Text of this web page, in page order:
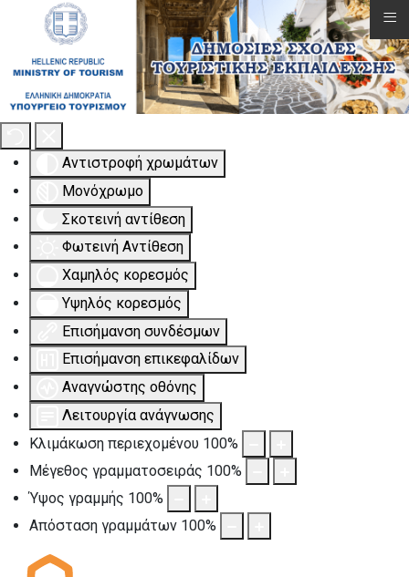
Εργαλειοθήκη Προσβασιμότητας
Αντιστροφή χρωμάτων
Μονόχρωμο
Σκοτεινή αντίθεση
Φωτεινή Αντίθεση
Χαμηλός κορεσμός
Υψηλός κορεσμός
Επισήμανση συνδέσμων
Επισήμανση επικεφαλίδων
Αναγνώστης οθόνης
Λειτουργία ανάγνωσης
Κλιμάκωση περιεχομένου 100%
Μέγεθος γραμματοσειράς 100%
Ύψος γραμμής 100%
Απόσταση γραμμάτων 100%
≡